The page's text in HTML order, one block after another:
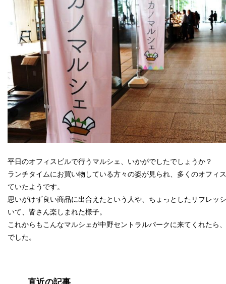
平日のオフィスビルで行うマルシェ、いかがでしたでしょうか？
ランチタイムにお買い物している方々の姿が見られ、多くのオフィ
ていたようです。
思いがけず良い商品に出合えたという人や、ちょっとしたリフレッ
いて、皆さん楽しまれた様子。
これからもこんなマルシェが中野セントラルパークに来てくれたら
でした。